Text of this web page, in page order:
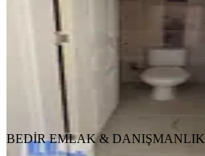
145 m² 3. Kat
22.000 ₺
BEDİR EMLAK & DANIŞMANLIK
BEDİR EMLAK & DANIŞMANLIK